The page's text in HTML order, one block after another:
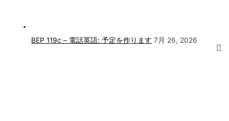
BEP 119c – 電話英語: 予定を作ります 7月 26, 2026